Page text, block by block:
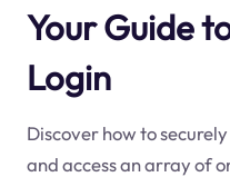
Your Guide
Login
Discover how to
and access an array of